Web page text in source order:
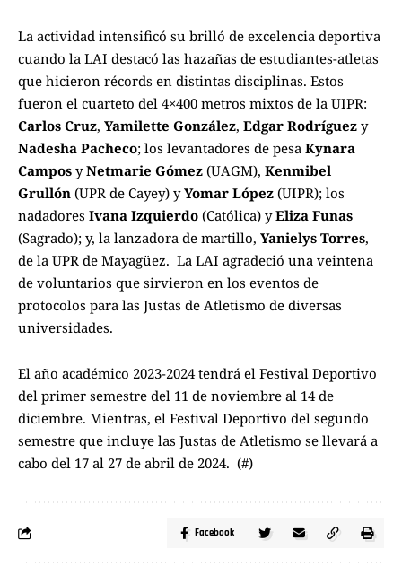
La actividad intensificó su brilló de excelencia deportiva
cuando la LAI destacó las hazañas de estudiantes-atletas
que hicieron récords en distintas disciplinas. Estos
fueron el cuarteto del 4×400 metros mixtos de la UIPR:
Carlos Cruz, Yamilette González, Edgar Rodríguez y
Nadesha Pacheco; los levantadores de pesa Kynara
Campos yNetmarie Gómez (UAGM), Kenmibel
Grullón (UPR de Cayey) yYomar López (UIPR); los
nadadores Ivana Izquierdo (Católica) yEliza Funas
(Sagrado); y, la lanzadora de martillo, Yanielys Torres,
de la UPR de Mayagüez. La LAI agradeció una veintena
de voluntarios que sirvieron en los eventos de
protocolos para las Justas de Atletismo de diversas
universidades.
El año académico 2023-2024 tendrá el Festival Deportivo
del primer semestre del 11 de noviembre al 14 de
diciembre. Mientras, el Festival Deportivo del segundo
semestre que incluye las Justas de Atletismo se llevará a
cabo del 17 al 27 de abril de 2024. (#)
Facebook